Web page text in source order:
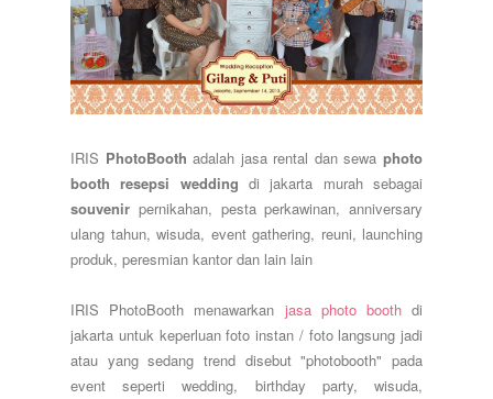
IRIS PhotoBooth adalah jasa rental dan sewaphoto
booth resepsi wedding di jakarta murah sebagai
souvenir pernikahan, pesta perkawinan, anniversary
ulang tahun, wisuda, event gathering, reuni, launching
produk, peresmian kantor dan lain lain
IRIS PhotoBooth menawarkan jasa photo boothdi
jakarta untuk keperluan foto instan / foto langsung jadi
atau yang sedang trend disebut "photobooth" pada
event seperti wedding, birthday party, wisuda,